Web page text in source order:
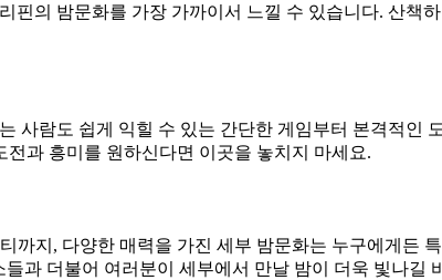
의 밤문화를 가장 가까이서 느낄 수 있습니다. 산책
사람도 쉽게 익힐 수 있는 간단한 게임부터 본격적인
과 흥미를 원하신다면 이곳을 놓치지 마세요.
지, 다양한 매력을 가진 세부 밤문화는 누구에게든
과 더불어 여러분이 세부에서 만날 밤이 더욱 빛나길